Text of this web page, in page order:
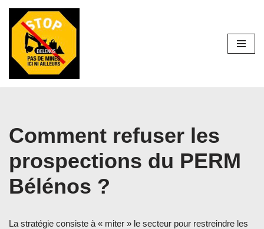
Aller
contenu
Comment refuser les
prospections du PERM
Bélénos ?
La stratégie consiste à « miter » le secteur pour restreindre les